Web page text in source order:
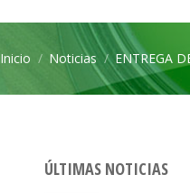
Estás aquí:
Inicio Noticias ENTREGA
ÚLTIMAS NOTICIAS